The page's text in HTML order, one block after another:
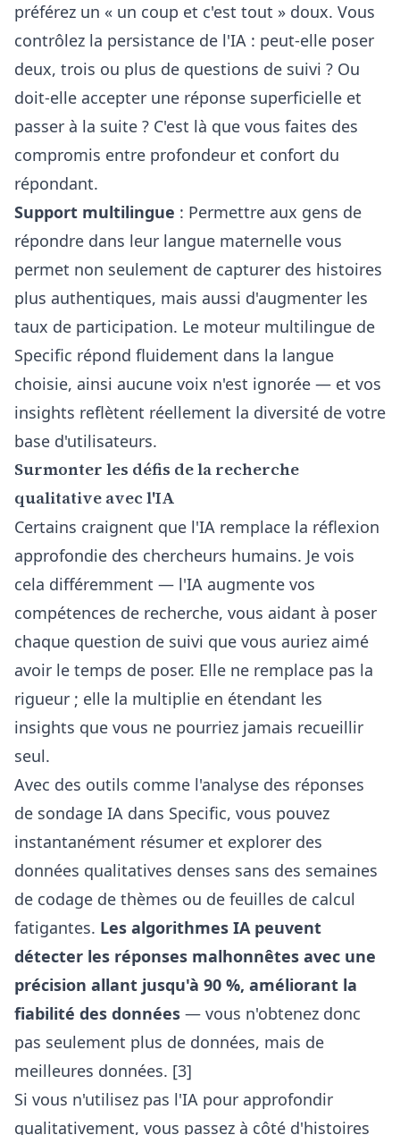
préférez un « un coup et c'est tout » doux. Vous
contrôlez la persistance de l'IA : peut-elle poser
deux, trois ou plus de questions de suivi ? Ou
doit-elle accepter une réponse superficielle et
passer à la suite ? C'est là que vous faites des
compromis entre profondeur et confort du
répondant.
Support multilingue : Permettre aux gens de
répondre dans leur langue maternelle vous
permet non seulement de capturer des histoires
plus authentiques, mais aussi d'augmenter les
taux de participation. Le moteur multilingue de
Specific répond fluidement dans la langue
choisie, ainsi aucune voix n'est ignorée — et vos
insights reflètent réellement la diversité de votre
base d'utilisateurs.
Surmonter les défis de la recherche
qualitative avec l'IA
Certains craignent que l'IA remplace la réflexion
approfondie des chercheurs humains. Je vois
cela différemment — l'IA augmente vos
compétences de recherche, vous aidant à poser
chaque question de suivi que vous auriez aimé
avoir le temps de poser. Elle ne remplace pas la
rigueur ; elle la multiplie en étendant les
insights que vous ne pourriez jamais recueillir
seul.
Avec des outils comme l'analyse des réponses
de sondage IA dans Specific, vous pouvez
instantanément résumer et explorer des
données qualitatives denses sans des semaines
de codage de thèmes ou de feuilles de calcul
fatigantes. Les algorithmes IA peuvent
détecter les réponses malhonnêtes avec une
précision allant jusqu'à 90 %, améliorant la
fiabilité des données — vous n'obtenez donc
pas seulement plus de données, mais de
meilleures données. [3]
Si vous n'utilisez pas l'IA pour approfondir
qualitativement, vous passez à côté d'histoires